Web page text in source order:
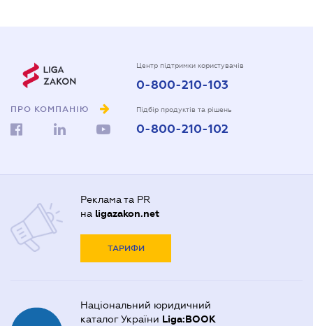
ПРО КОМПАНІЮ
Центр підтримки користувачів
0-800-210-103
Підбір продуктів та рішень
0-800-210-102
Реклама та PR
на ligazakon.net
ТАРИФИ
Національний юридичний
каталог України Liga:BOOK